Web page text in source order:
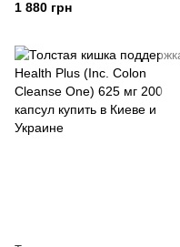
1 880 грн